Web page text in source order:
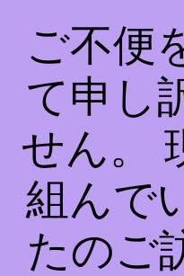
ご不便
て申し
せん。
組んで
たのご